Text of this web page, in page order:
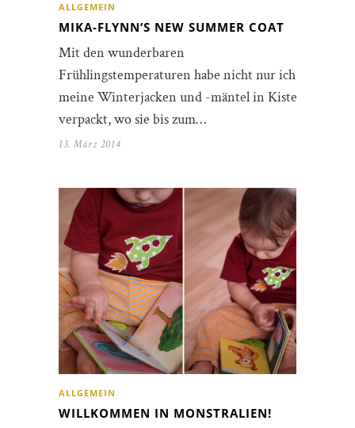
ALLGEMEIN
MIKA-FLYNN’S NEW SUMMER COAT
Mit den wunderbaren
Frühlingstemperaturen habe nicht nur ich
meine Winterjacken und -mäntel in Kisten
verpackt, wo sie bis zum…
13. März 2014
ALLGEMEIN
WILLKOMMEN IN MONSTRALIEN!